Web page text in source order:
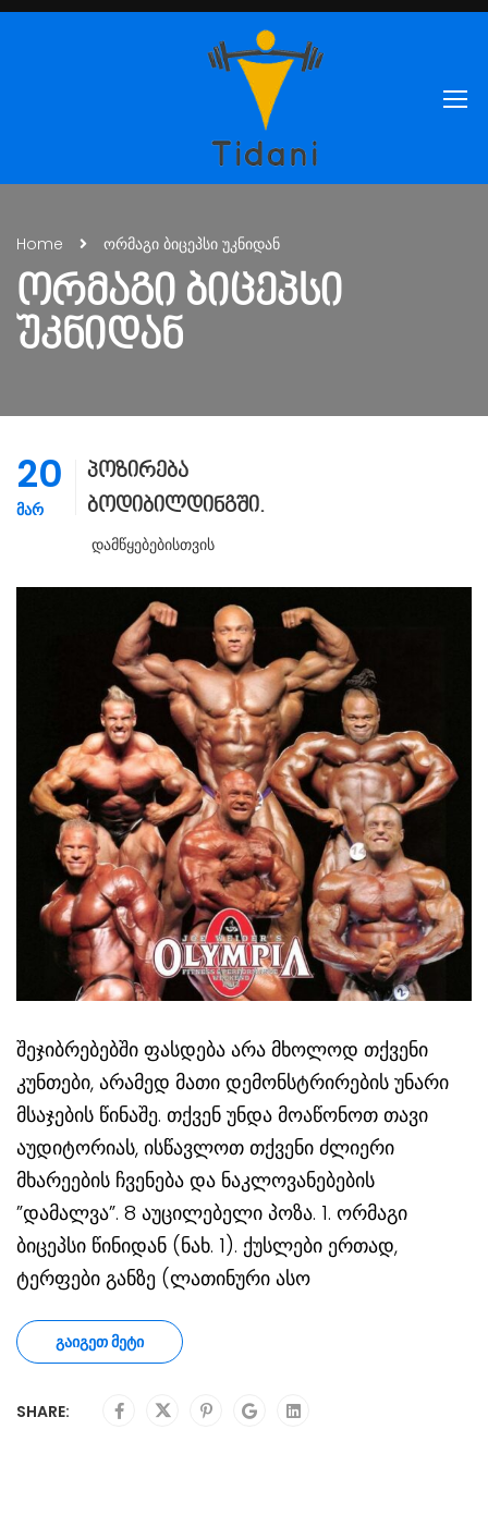
Home ორმაგი ბიცეპსი უკნიდან
ᲝᲠᲛᲐᲒᲘ ᲑᲘᲪᲔᲞᲡᲘ
ᲣᲙᲜᲘᲓᲐᲜ
20
ᲛᲐᲠ
პოზირება
ბოდიბილდინგში.
Დამწყებებისთვის
შეჯიბრებებში ფასდება არა მხოლოდ თქვენი
კუნთები, არამედ მათი დემონსტრირების უნარი
მსაჯების წინაშე. თქვენ უნდა მოაწონოთ თავი
აუდიტორიას, ისწავლოთ თქვენი ძლიერი
მხარეების ჩვენება და ნაკლოვანებების
”დამალვა”. 8 აუცილებელი პოზა. 1. ორმაგი
ბიცეპსი წინიდან (ნახ. 1). ქუსლები ერთად,
ტერფები განზე (ლათინური ასო
ᲒᲐᲘᲒᲔᲗ ᲛᲔᲢᲘ
SHARE: